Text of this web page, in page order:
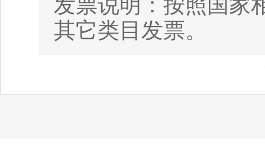
发票说明：按照国家
其它类目发票。